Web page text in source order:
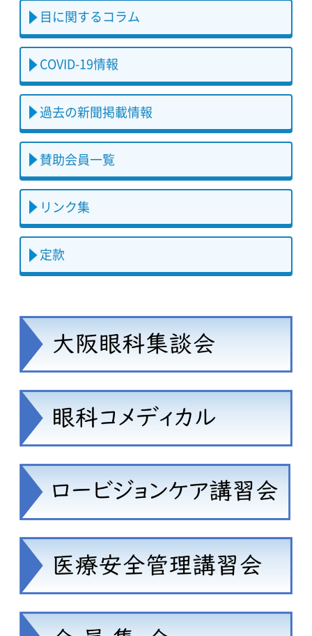
目に関するコラム
COVID-19情報
過去の新聞掲載情報
賛助会員一覧
リンク集
定款